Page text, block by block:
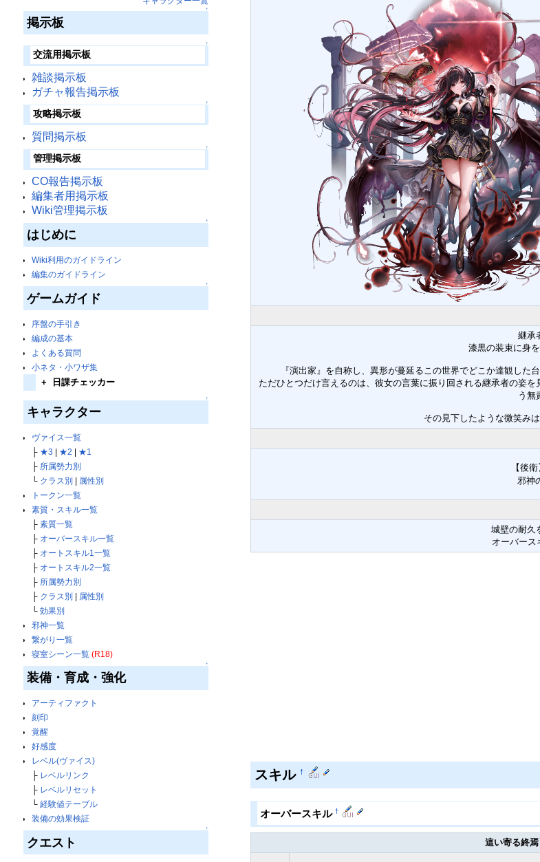
↑
掲示板
↑
交流用掲示板
雑談掲示板
ガチャ報告掲示板
↑
攻略掲示板
質問掲示板
↑
管理掲示板
CO報告掲示板
編集者用掲示板
Wiki管理掲示板
↑
はじめに
Wiki利用のガイドライン
編集のガイドライン
↑
ゲームガイド
序盤の手引き
編成の基本
よくある質問
小ネタ・小ワザ集
+ 日課チェッカー
↑
キャラクター
ヴァイス一覧
├ ★3 ★2
★1
├ 所属勢力別
└ クラス別
属性別
トークン一覧
素質・スキル一覧
├ 素質一覧
├ オーバースキル一覧
├ オートスキル1一覧
├ オートスキル2一覧
├ 所属勢力別
├ クラス別
属性別
└ 効果別
邪神一覧
繋がり一覧
寝室シーン一覧 (R18)
↑
装備・育成・強化
アーティファクト
刻印
覚醒
好感度
レベル(ヴァイス)
├ レベルリンク
├ レベルリセット
└ 経験値テーブル
装備の効果検証
↑
クエスト
継承
漆黒の装束に身
『演出家』を自称し、異形が蔓延るこの世界でどこか達観した
ただひとつだけ言えるのは、彼女の言葉に振り回される継承者の姿
う無
その見下したような微笑み
【後
邪神
城壁の耐久
オーバース
スキル †
オーバースキル†
這い寄る終焉